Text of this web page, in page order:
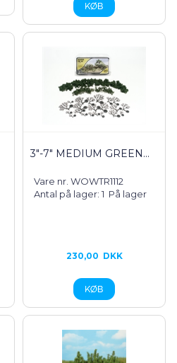
3"-7" MEDIUM GREEN...
Vare nr. WOWTR1112
Antal på lager: 1 På lager
230,00 DKK